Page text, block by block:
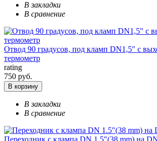
В закладки
В сравнение
Отвод 90 градусов, под кламп DN1,5" с
термометр
rating
750 руб.
В корзину
В закладки
В сравнение